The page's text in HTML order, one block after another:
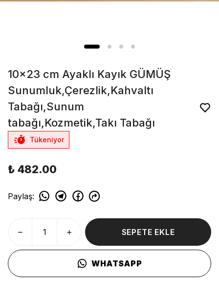
10x23 cm Ayaklı Kayık GÜMÜŞ
Sunumluk,Çerezlik,Kahvaltı
Tabağı,Sunum
tabağı,Kozmetik,Takı Tabağı
Tükeniyor
₺ 482.00
Paylaş:
SEPETE EKLE
WHATSAPP